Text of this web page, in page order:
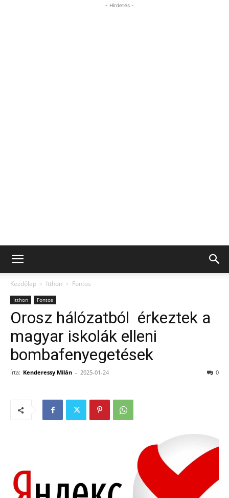
- Hirdetés -
Kezdőlap Itthon Fontos
Itthon Fontos
Orosz hálózatból érkeztek a
magyar iskolák elleni
bombafenyegetések
Írta: Kenderessy Milán - 2025-01-24 0